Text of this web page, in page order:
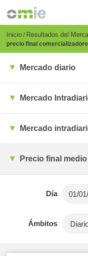
principal
Breadcrumb
Inicio Resultados del
precio final
Mercado diario
Mercado
Mercado
Precio final medio
Día
Ámbitos